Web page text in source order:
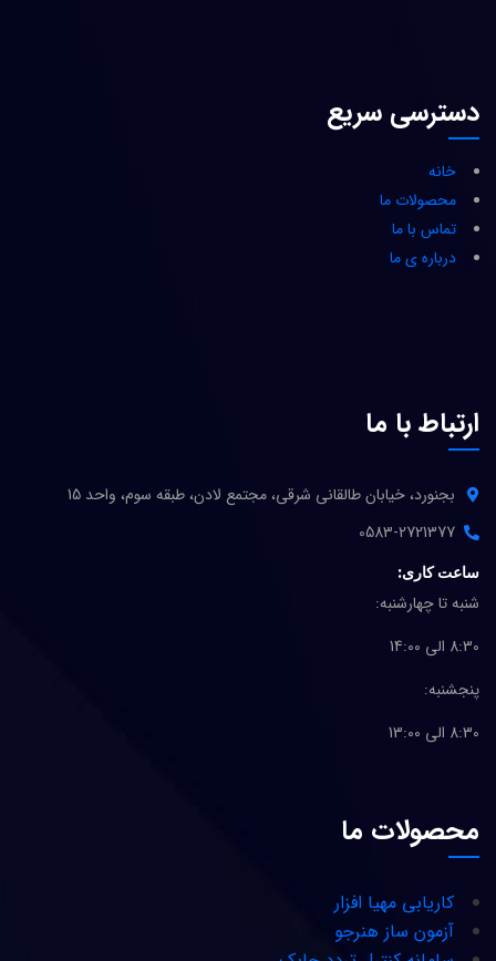
دسترسی سریع
خانه
محصولات ما
تماس با ما
درباره ی ما
ارتباط با ما
بجنورد، خیابان طالقانی شرقی، مجتمع لادن، طبقه سوم، واحد 15
0583-2721377
ساعت کاری:
شنبه تا چهارشنبه:
8:30 الی 14:00
پنجشنبه:
8:30 الی 13:00
محصولات ما
کاریابی مهیا افزار
آزمون ساز هنرجو